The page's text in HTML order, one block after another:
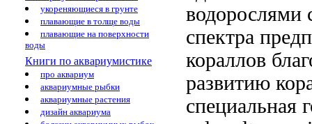
укореняющиеся в грунте
плавающие в толще воды
плавающие на поверхности
воды
Книги по аквариумистике
про аквариум
аквариумные рыбки
аквариумные растения
дизайн аквариума
водорослями
спектра
кораллов
развитию
специальная